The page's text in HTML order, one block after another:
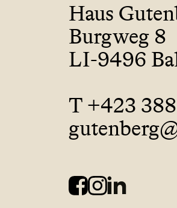
Haus
Burgweg 8
LI-9496
T +423 388